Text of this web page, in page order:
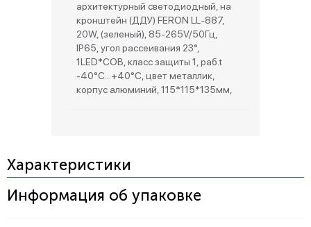
архитектурный светодиодный, на
кронштейн (ДДУ) FERON LL-887,
20W, (зеленый), 85-265V/50Гц,
IP65, угол рассеивания 23°,
1LED*COB, класс защиты 1, раб.t
-40°C...+40°C, цвет металлик,
корпус алюминий, 115*115*135мм,
Характеристики
Информация об упаковке